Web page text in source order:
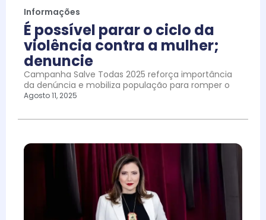
Informações
É possível parar o ciclo da
violência contra a mulher;
denuncie
Campanha Salve Todas 2025 reforça importância
da denúncia e mobiliza população para romper o
Agosto 11, 2025